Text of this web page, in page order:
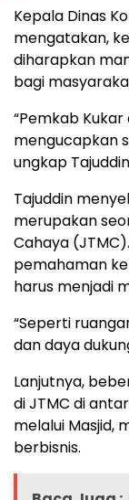
Kepala Dinas
mengatakan,
diharapkan
bagi
“Pemkab
mengucapkan
ungkap
Tajuddin
merupakan
Cahaya
pemahaman
harus menjadi
“Seperti
dan daya
Lanjutnya,
di JTMC di
melalui Masjid,
berbisnis.